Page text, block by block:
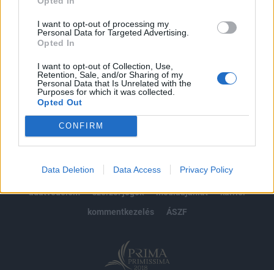
I want to opt-out of processing my
Personal Data for Targeted Advertising.
Opted In
I want to opt-out of Collection, Use,
Retention, Sale, and/or Sharing of my
Personal Data that Is Unrelated with the
Purposes for which it was collected.
Opted Out
CONFIRM
Data Deletion Data Access Privacy Policy
impresszum
jogi nyilatkozat
süti beállítások
adatvédelem
szerzői jogok médiaajánlat
karrier
kommentkezelés
ÁSZF